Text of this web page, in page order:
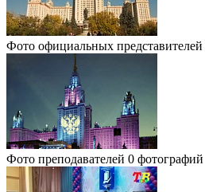
Фото официальных представителей
Фото преподавателей 0 фотографий